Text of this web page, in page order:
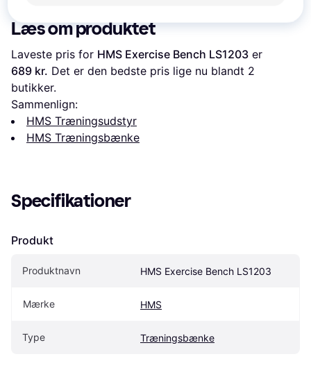
Læs om produktet
Laveste pris for HMS Exercise Bench LS1203
689 kr. Det er den bedste pris lige nu blandt 2
butikker.
Sammenlign:
HMS Træningsudstyr
HMS Træningsbænke
Specifikationer
Produkt
Produktnavn HMS Exercise Bench LS1203
Mærke HMS
Type Træningsbænke